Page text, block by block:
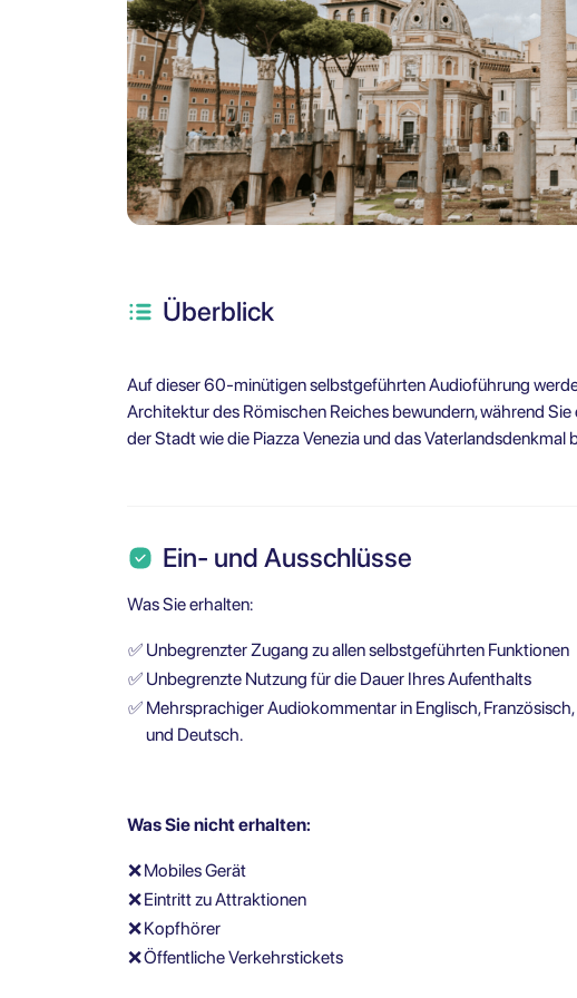
Überblick
Auf dieser 60-minütigen selbstgeführten Audioführung
Architektur des Römischen Reiches bewundern, während
der Stadt wie die Piazza Venezia und das Vaterlandsdenkmal
Ein- und Ausschlüsse
Was Sie erhalten:
✅ Unbegrenzter Zugang zu allen selbstgeführten Funktionen
✅ Unbegrenzte Nutzung für die Dauer Ihres Aufenthalts
✅ Mehrsprachiger Audiokommentar in Englisch,
und Deutsch.
Was Sie nicht erhalten:
❌Mobiles Gerät
❌Eintritt zu Attraktionen
❌Kopfhörer
❌Öffentliche Verkehrstickets